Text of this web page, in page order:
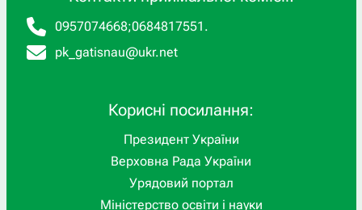
0957074668;0684817551 .
pk_gatisnau@ukr.net
Корисні посилання:
Президент України
Верховна Рада України
Урядовий портал
Міністерство освіти і науки